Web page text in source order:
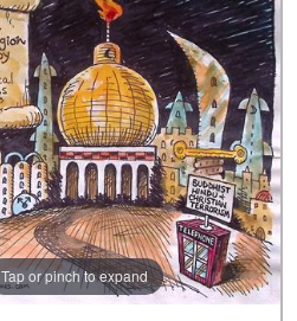
Tap or pinch to expand